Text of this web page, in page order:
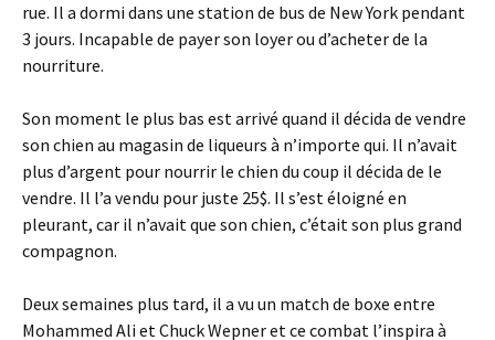
rue. Il a dormi dans une station de bus de New York pendant
3 jours. Incapable de payer son loyer ou d’acheter de la
nourriture.
Son moment le plus bas est arrivé quand il décida de vendre
son chien au magasin de liqueurs à n’importe qui. Il n’avait
plus d’argent pour nourrir le chien du coup il décida de le
vendre. Il l’a vendu pour juste 25$. Il s’est éloigné en
pleurant, car il n’avait que son chien, c’était son plus grand
compagnon.
Deux semaines plus tard, il a vu un match de boxe entre
Mohammed Ali et Chuck Wepner et ce combat l’inspira à